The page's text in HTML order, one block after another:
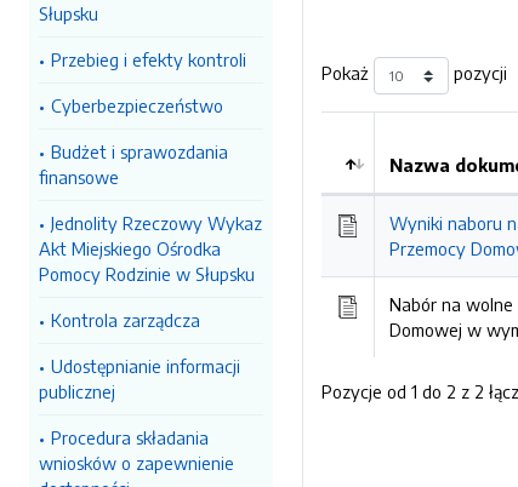
Słupsku
Przebieg i efekty kontroli
Cyberbezpieczeństwo
Budżet i sprawozdania
finansowe
Jednolity Rzeczowy Wykaz
Akt Miejskiego Ośrodka
Pomocy Rodzinie w Słupsku
Kontrola zarządcza
Udostępnianie informacji
publicznej
Procedura składania
wniosków o zapewnienie
Pokaż pozycji
Kolejność
Nazwa
Wyniki naboru
Przemocy
Nabór na
Domowej w
Pozycje od 1 do 2 z 2